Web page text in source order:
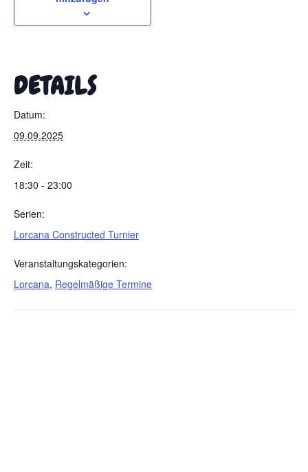
DETAILS
Datum:
09.09.2025
Zeit:
18:30 - 23:00
Serien:
Lorcana Constructed Turnier
Veranstaltungskategorien:
Lorcana, Regelmäßige Termine